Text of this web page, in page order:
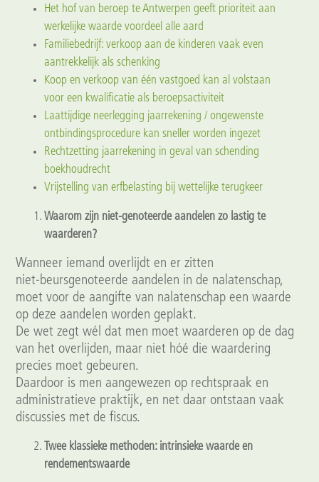
Het hof van beroep te Antwerpen geeft prioriteit aan
werkelijke waarde voordeel alle aard
Familiebedrijf: verkoop aan de kinderen vaak even
aantrekkelijk als schenking
Koop en verkoop van één vastgoed kan al volstaan
voor een kwalificatie als beroepsactiviteit
Laattijdige neerlegging jaarrekening / ongewenste
ontbindingsprocedure kan sneller worden ingezet
Rechtzetting jaarrekening in geval van schending
boekhoudrecht
Vrijstelling van erfbelasting bij wettelijke terugkeer
Waarom zijn niet‑genoteerde aandelen zo lastig te
waarderen?
Wanneer iemand overlijdt en er zitten
niet‑beursgenoteerde aandelen in de nalatenschap,
moet voor de aangifte van nalatenschap een waarde
op deze aandelen worden geplakt.
De wet zegt wél dat men moet waarderen op de dag
van het overlijden, maar niet hóé die waardering
precies moet gebeuren.
Daardoor is men aangewezen op rechtspraak en
administratieve praktijk, en net daar ontstaan vaak
discussies met de fiscus.
Twee klassieke methoden: intrinsieke waarde en
rendementswaarde